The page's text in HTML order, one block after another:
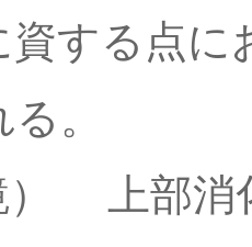
資する点に
。
） 上部消